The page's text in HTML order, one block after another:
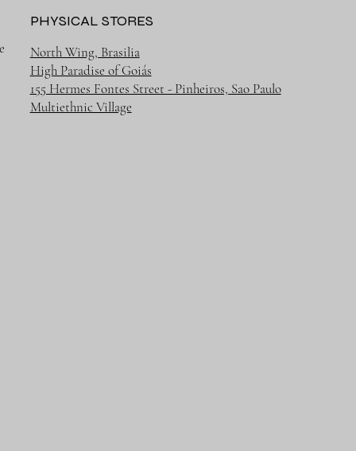
North Wing, Brasilia
High Paradise of Goiás
155 Hermes Fontes Street - Pinheiros, Sao Paulo
Multiethnic Village
PHYSICAL STORES